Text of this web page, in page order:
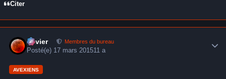
Citer
Xavier Membres du bureau
Posté(e) 17 mars 201511 a
AVEXIENS